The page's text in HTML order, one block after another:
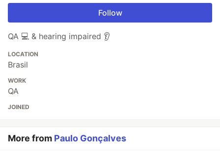
Follow
QA 💻 & hearing impaired 👂
LOCATION
Brasil
WORK
QA
JOINED
More from Paulo Gonçalves